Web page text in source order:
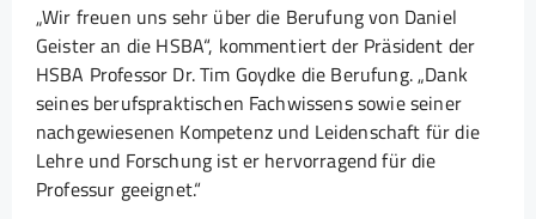
„Wir freuen uns sehr über die Berufung von Daniel
Geister an die HSBA“, kommentiert der Präsident der
HSBA Professor Dr. Tim Goydke die Berufung. „Dank
seines berufspraktischen Fachwissens sowie seiner
nachgewiesenen Kompetenz und Leidenschaft für die
Lehre und Forschung ist er hervorragend für die
Professur geeignet.“